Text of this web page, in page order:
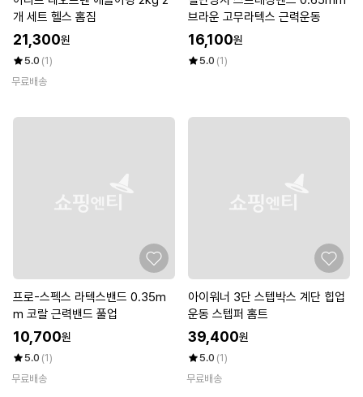
개 세트 헬스 홈짐
21,300원
5.0 (1)
무료배송
브라운 고무라텍스 근력운동
16,100원
5.0 (1)
프로-스펙스 라텍스밴드 0.35m
m 코랄 근력밴드 풀업
10,700원
5.0 (1)
무료배송
아이워너 3단 스텝박스 계단 힙업
운동 스텝퍼 홈트
39,400원
5.0 (1)
무료배송